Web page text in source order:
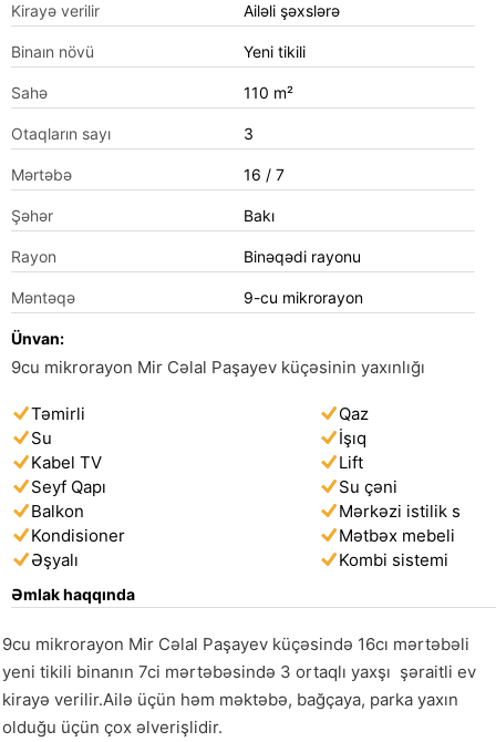
Kirayə verilir Ailəli şəxslərə
Binaın növü Yeni tikili
Sahə 110 m²
Otaqların sayı 3
Mərtəbə 16 / 7
Şəhər Bakı
Rayon Binəqədi rayonu
Məntəqə 9-cu mikrorayon
Ünvan:
9cu mikrorayon Mir Cəlal Paşayev küçəsinin yaxınlığı
Təmirli
Qaz
Su
İşıq
Kabel TV
Lift
Seyf Qapı
Su çəni
Balkon
Mərkəzi istilik s
Kondisioner
Mətbəx mebeli
Əşyalı
Kombi sistemi
Əmlak haqqında
9cu mikrorayon Mir Cəlal Paşayev küçəsində 16cı mərtəbəli
yeni tikili binanın 7ci mərtəbəsində 3 ortaqlı yaxşı  şəraitli ev
kirayə verilir.Ailə üçün həm məktəbə, bağçaya, parka yaxın
olduğu üçün çox əlverişlidir.